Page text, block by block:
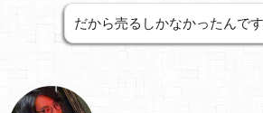
だから売るしかなかったんです